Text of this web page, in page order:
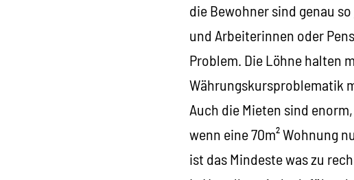
die Bewohner sind genau
und Arbeiterinnen oder
Problem. Die Löhne halten
Währungskursproblematik
Auch die Mieten sind
wenn eine 70m² Wohnung
ist das Mindeste was zu